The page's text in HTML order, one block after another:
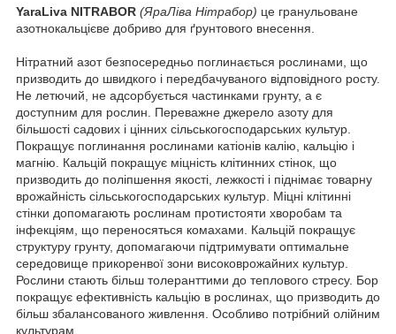
YaraLiva NITRABOR (ЯраЛіва Нітрабор) це гранульоване
азотнокальцієве добриво для ґрунтового внесення.
Нітратний азот безпосередньо поглинається рослинами, що
призводить до швидкого і передбачуваного відповідного росту.
Не летючий, не адсорбується частинками грунту, а є
доступним для рослин. Переважне джерело азоту для
більшості садових і цінних сільськогосподарських культур.
Покращує поглинання рослинами катіонів калію, кальцію і
магнію. Кальцій покращує міцність клітинних стінок, що
призводить до поліпшення якості, лежкості і піднімає товарну
врожайність сільськогосподарських культур. Міцні клітинні
стінки допомагають рослинам протистояти хворобам та
інфекціям, що переносяться комахами. Кальцій покращує
структуру грунту, допомагаючи підтримувати оптимальне
середовище прикоренвої зони високоврожайних культур.
Рослини стають більш толеранттими до теплового стресу. Бор
покращує ефективність кальцію в рослинах, що призводить до
більш збалансованого живлення. Особливо потрібний олійним
культурам.